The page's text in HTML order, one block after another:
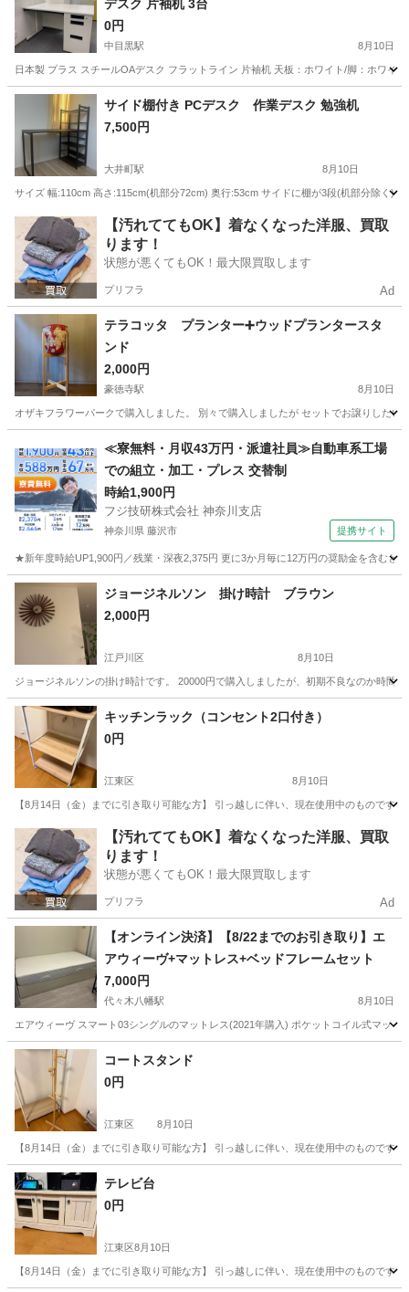
デスク 片袖机 3台
0円
中目黒駅 8月10日
日本製 プラス スチールOAデスク フラットライン 片袖机 天板：ホワイト/脚：ホワイ
東京 目黒区 中目黒駅
サイド棚付き PCデスク 作業デスク 勉強机
7,500円
大井町駅 8月10日
サイズ 幅:110cm 高さ:115cm(机部分72cm) 奥行:53cm サイドに棚が3段(机部分除く)
東京 品川区 大井町駅 テーブル
【汚れててもOK】着なくなった洋服、買取
ります！
状態が悪くてもOK！最大限買取します
プリフラ Ad
テラコッタ プランター➕ウッドプランタースタ
ンド
2,000円
豪徳寺駅 8月10日
オザキフラワーパークで購入しました。 別々で購入しましたが セットでお譲りした
豪徳寺駅 インテリア雑貨/小物
≪寮無料・月収43万円・派遣社員≫自動車系工場
での組立・加工・プレス 交替制
時給1,900円
フジ技研株式会社 神奈川支店
神奈川県 藤沢市 提携サイト
★新年度時給UP1,900円／残業・深夜2,375円 更に3か月毎に12万円の奨励金を含む
神奈川 藤沢市 その他
ジョージネルソン 掛け時計 ブラウン
2,000円
江戸川区 8月10日
ジョージネルソンの掛け時計です。 20000円で購入しましたが、初期不良なのか時
東京 江戸川区 時計
キッチンラック（コンセント2口付き）
0円
江東区 8月10日
【8月14日（金）までに引き取り可能な方】 引っ越しに伴い、現在使用中のもので
東京 江東区 収納家具 ラック
【汚れててもOK】着なくなった洋服、買取
ります！
状態が悪くてもOK！最大限買取します
プリフラ Ad
【オンライン決済】【8/22までのお引き取り】エ
アウィーヴ+マットレス+ベッドフレームセット
7,000円
代々木八幡駅 8月10日
エアウィーヴ スマート03シングルのマットレス(2021年購入) ポケットコイル式マッ
東京 渋谷区 代々木八幡駅
コートスタンド
0円
江東区 8月10日
【8月14日（金）までに引き取り可能な方】 引っ越しに伴い、現在使用中のもので
東京 江東区 ドレッサー
テレビ台
0円
江東区8月10日
【8月14日（金）までに引き取り可能な方】 引っ越しに伴い、現在使用中のもので